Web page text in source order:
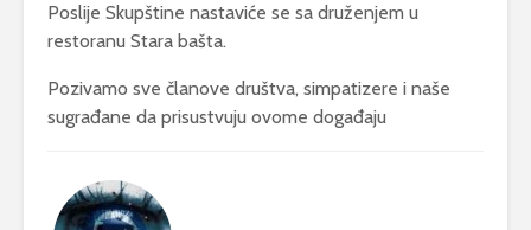
Poslije Skupštine nastaviće se sa druženjem u
restoranu Stara bašta.
Pozivamo sve članove društva, simpatizere i naše
sugrađane da prisustvuju ovome događaju